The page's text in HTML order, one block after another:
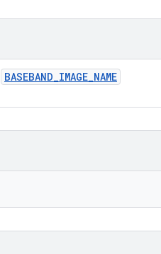
BASEBAND_IMAGE_NAME